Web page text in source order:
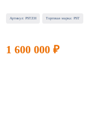
Артикул: PSTZH Торговая марка: PST
1 600 000 ₽